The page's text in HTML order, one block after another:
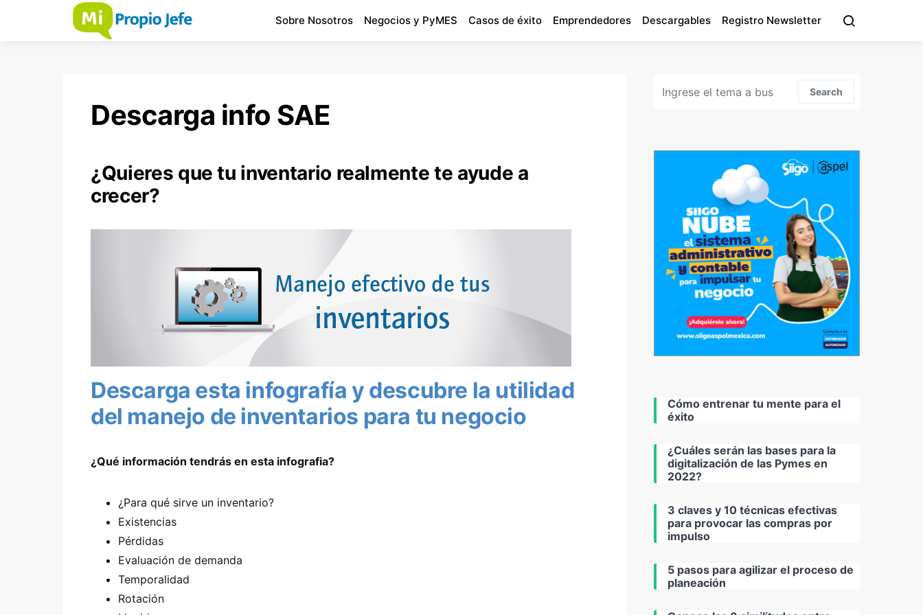
Sobre Nosotros Negocios y PyMES Casos de éxito Emprendedores Descargables Registro Newsletter
Descarga info SAE
¿Quieres que tu inventario realmente te ayude a
crecer?
Descarga esta infografía y descubre la utilidad
del manejo de inventarios para tu negocio
¿Qué información tendrás en esta infografia?
¿Para qué sirve un inventario?
Existencias
Pérdidas
Evaluación de demanda
Temporalidad
Rotación
Search
Cómo entrenar tu mente para el
éxito
¿Cuáles serán las bases para la
digitalización de las Pymes en
2022?
3 claves y 10 técnicas efectivas
para provocar las compras por
impulso
5 pasos para agilizar el proceso de
planeación